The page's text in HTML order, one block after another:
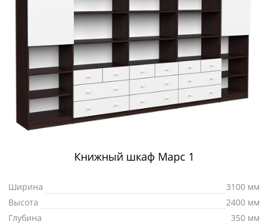
Книжный шкаф Марс 1
Ширина
3100 мм
Высота
2400 мм
Глубина
350 мм